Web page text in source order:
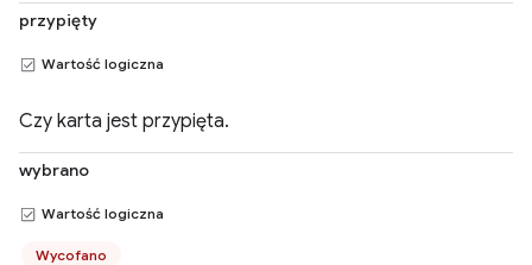
przypięty
Wartość logiczna
Czy karta jest przypięta.
wybrano
Wartość logiczna
Wycofano